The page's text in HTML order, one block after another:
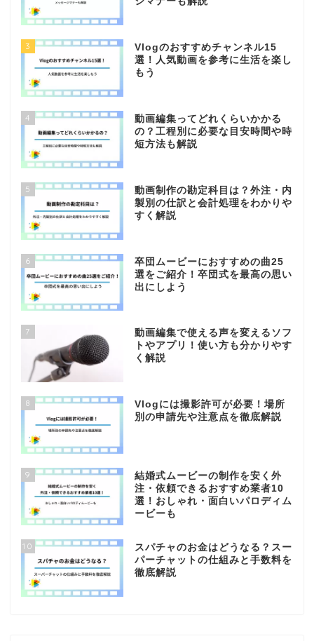
3
Vlogのおすすめチャンネル15
選！人気動画を参考に生活を楽し
もう
4
動画編集ってどれくらいかかる
の？工程別に必要な目安時間や時
短方法も解説
5
動画制作の勘定科目は？外注・内
製別の仕訳と会計処理をわかりや
すく解説
6
卒団ムービーにおすすめの曲25
選をご紹介！卒団式を最高の思い
出にしよう
7
動画編集で使える声を変えるソフ
トやアプリ！使い方も分かりやす
く解説
8
Vlogには撮影許可が必要！場所
別の申請先や注意点を徹底解説
9
結婚式ムービーの制作を安く外
注・依頼できるおすすめ業者10
選！おしゃれ・面白いパロディム
ービーも
10
スパチャのお金はどうなる？スー
パーチャットの仕組みと手数料を
徹底解説